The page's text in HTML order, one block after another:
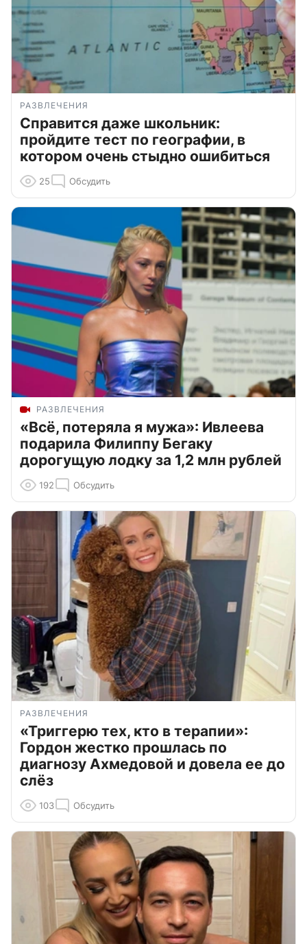
РАЗВЛЕЧЕНИЯ
Справится даже школьник:
пройдите тест по географии, в
котором очень стыдно ошибиться
25 Обсудить
РАЗВЛЕЧЕНИЯ
«Всё, потеряла я мужа»: Ивлеева
подарила Филиппу Бегаку
дорогущую лодку за 1,2 млн рублей
192 Обсудить
РАЗВЛЕЧЕНИЯ
«Триггерю тех, кто в терапии»:
Гордон жестко прошлась по
диагнозу Ахмедовой и довела ее до
слёз
103 Обсудить